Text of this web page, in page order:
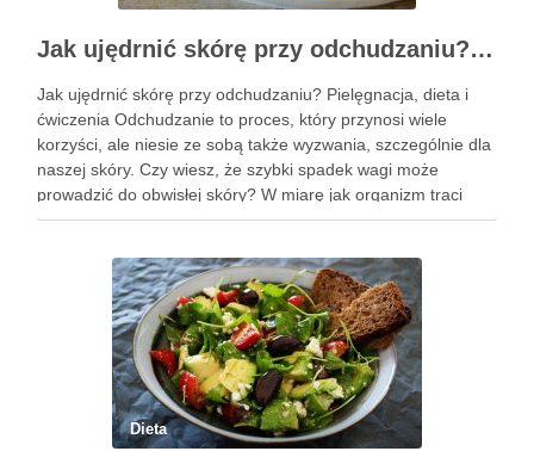
Jak ujędrnić skórę przy odchudzaniu? Pielęgnacja i skuteczne metody
Jak ujędrnić skórę przy odchudzaniu? Pielęgnacja, dieta i
ćwiczenia Odchudzanie to proces, który przynosi wiele
korzyści, ale niesie ze sobą także wyzwania, szczególnie dla
naszej skóry. Czy wiesz, że szybki spadek wagi może
prowadzić do obwisłej skóry? W miarę jak organizm traci
nadmiar tkanki tłuszczowej, skóra często nie nadąża za …
Dieta